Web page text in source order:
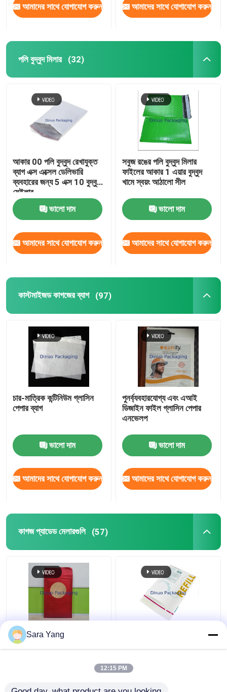
আমাদের সাথে যোগাযোগ করুন আমাদের সাথে যোগাযোগ করুন
পলি বুদ্বুদ মিলার (32)
আকার 00 পলি বুদ্বুদ রেখাযুক্ত
ব্যাগ এক্স এক্সেল ডেলিভারি
ব্যবহারের জন্য 5 এক্স 10 বুদ্বুদ
মেইলার
ভালো দাম
আমাদের সাথে যোগাযোগ করুন
সবুজ রঙের পলি বুদ্বুদ মিলার
ফাইলের আকার 1 এয়ার বুদ্বুদ
খামে স্বয়ং আঠালো সীল
ভালো দাম
আমাদের সাথে যোগাযোগ করুন
কাস্টমাইজড কাগজের ব্যাগ (97)
চার-মাত্রিক কন্টিনিউম গ্লাসিন
পেপার ব্যাগ
ভালো দাম
আমাদের সাথে যোগাযোগ করুন
পুনর্ব্যবহারযোগ্য এবং এআই
ডিজাইন ফাইল গ্লাসিন পেপার
এনভেলপ
ভালো দাম
আমাদের সাথে যোগাযোগ করুন
কাগজ প্যাডেড মেলারগুলি (57)
বড় স্ব - সিল বুদ্বুদ মেলার্স
মধুচক্র কাগজ প্যাডেড
শিপিং খামগুলি
Sara Yang
12:15 PM